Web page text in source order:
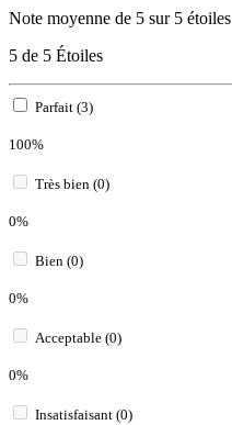
Note moyenne de 5 sur 5 étoiles
5 de 5 Étoiles
Parfait (3)
100%
Très bien (0)
0%
Bien (0)
0%
Acceptable (0)
0%
Insatisfaisant (0)